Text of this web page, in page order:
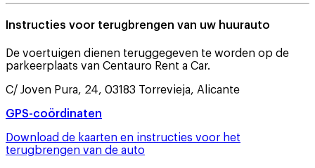
Instructies voor terugbrengen van uw huurauto
De voertuigen dienen teruggegeven te worden op de
parkeerplaats van Centauro Rent a Car.
C/ Joven Pura, 24, 03183 Torrevieja, Alicante
GPS-coördinaten
Download de kaarten en instructies voor het
terugbrengen van de auto